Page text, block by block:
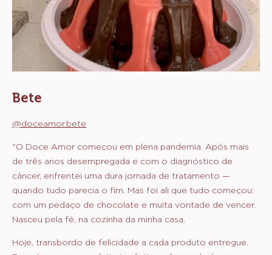
Bete
@doceamor.bete
"O Doce Amor começou em plena pandemia. Após mais
de três anos desempregada e com o diagnóstico de
câncer, enfrentei uma dura jornada de tratamento —
quando tudo parecia o fim. Mas foi ali que tudo começou:
com um pedaço de chocolate e muita vontade de vencer.
Nasceu pela fé, na cozinha da minha casa.
Hoje, transbordo de felicidade a cada produto entregue.